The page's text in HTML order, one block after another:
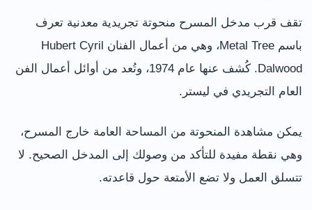
تقف قرب مدخل المسرح منحوتة تجريدية معدنية تعرف
باسم Metal Tree، وهي من أعمال الفنان Hubert Cyril
Dalwood. كُشف عنها عام 1974، وتُعد من أوائل أعمال الفن
العام التجريدي في ليستر.
يمكن مشاهدة المنحوتة من المساحة العامة خارج المسرح،
وهي نقطة مفيدة للتأكد من وصولك إلى المدخل الصحيح. لا
تتسلق العمل ولا تضع الأمتعة حول قاعدته.